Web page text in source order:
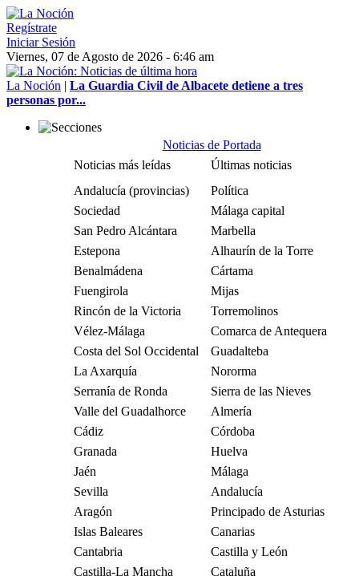
Regístrate
Iniciar Sesión
Viernes, 07 de Agosto de 2026 - 6:46 am
La Noción | La Guardia Civil de Albacete detiene a tres
personas por...
Noticias de Portada
Noticias más leídas
Últimas noticias
Andalucía (provincias)
Política
Sociedad
Málaga capital
San Pedro Alcántara
Marbella
Estepona
Alhaurín de la Torre
Benalmádena
Cártama
Fuengirola
Mijas
Rincón de la Victoria
Torremolinos
Vélez-Málaga
Comarca de Antequera
Costa del Sol Occidental
Guadalteba
La Axarquía
Nororma
Serranía de Ronda
Sierra de las Nieves
Valle del Guadalhorce
Almería
Cádiz
Córdoba
Granada
Huelva
Jaén
Málaga
Sevilla
Andalucía
Aragón
Principado de Asturias
Islas Baleares
Canarias
Cantabria
Castilla y León
Castilla-La Mancha
Cataluña